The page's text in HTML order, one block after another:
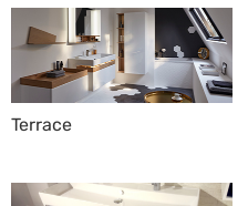
Terrace